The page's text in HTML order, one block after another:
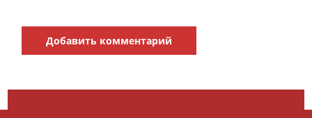
Добавить комментарий